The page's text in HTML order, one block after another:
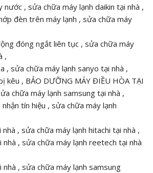
nước , sửa chữa máy lạnh daikin tại nhà ,
đèn trên máy lạnh , sửa chữa máy
đóng ngắt liên tục , sửa chữa máy
,
, sửa chữa máy lạnh sanyo tại nhà ,
kêu , BẢO DƯỠNG MÁY ĐIỀU HÒA TẠI
chữa máy lạnh samsung tại nhà ,
tín hiệu , sửa chữa máy lạnh
, sửa chữa máy lạnh hitachi tại nhà ,
nhà , sửa chữa máy lạnh reetech tại nhà
, sửa chữa máy lạnh samsung